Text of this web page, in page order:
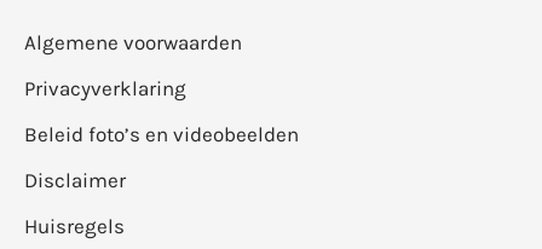
Algemene voorwaarden
Privacyverklaring
Beleid foto’s en videobeelden
Disclaimer
Huisregels